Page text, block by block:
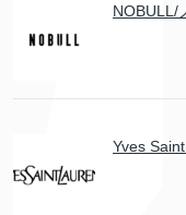
NOBULL/
Yves